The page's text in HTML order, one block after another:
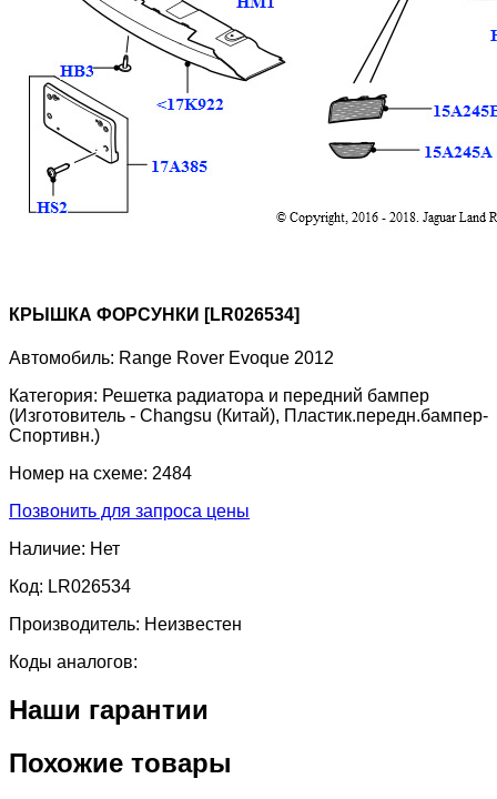
КРЫШКА ФОРСУНКИ [LR026534]
Автомобиль: Range Rover Evoque 2012
Категория: Решетка радиатора и передний бампер
(Изготовитель - Changsu (Китай), Пластик.передн.бампер-
Спортивн.)
Номер на схеме: 2484
Позвонить для запроса цены
Наличие: Нет
Код: LR026534
Производитель: Неизвестен
Коды аналогов:
Наши гарантии
Похожие товары